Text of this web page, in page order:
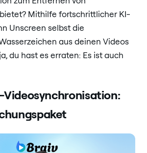
Mithilfe fortschrittlicher KI-
Unscreen selbst die
aus deinen Videos
du hast es erraten: Es ist auch
Videosynchronisation: